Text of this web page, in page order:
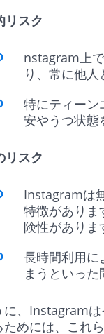
リスク
nstagram上
り、常に他
特にティーン
安やうつ状態
リスク
Instagramは
特徴がありま
険性がありま
長時間利用に
まうといった
に、Instagram
ためには、これ